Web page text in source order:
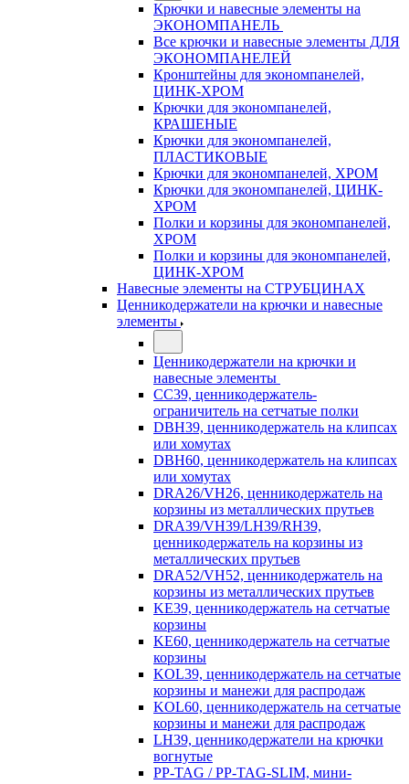
Крючки и навесные элементы на
ЭКОНОМПАНЕЛЬ
Все крючки и навесные элементы ДЛЯ
ЭКОНОМПАНЕЛЕЙ
Кронштейны для экономпанелей,
ЦИНК-ХРОМ
Крючки для экономпанелей,
КРАШЕНЫЕ
Крючки для экономпанелей,
ПЛАСТИКОВЫЕ
Крючки для экономпанелей, ХРОМ
Крючки для экономпанелей, ЦИНК-
ХРОМ
Полки и корзины для экономпанелей,
ХРОМ
Полки и корзины для экономпанелей,
ЦИНК-ХРОМ
Навесные элементы на СТРУБЦИНАХ
Ценникодержатели на крючки и навесные
элементы
Ценникодержатели на крючки и
навесные элементы
CC39, ценникодержатель-
ограничитель на сетчатые полки
DBH39, ценникодержатель на клипсах
или хомутах
DBH60, ценникодержатель на клипсах
или хомутах
DRA26/VH26, ценникодержатель на
корзины из металлических прутьев
DRA39/VH39/LH39/RH39,
ценникодержатель на корзины из
металлических прутьев
DRA52/VH52, ценникодержатель на
корзины из металлических прутьев
KE39, ценникодержатель на сетчатые
корзины
KE60, ценникодержатель на сетчатые
корзины
KOL39, ценникодержатель на сетчатые
корзины и манежи для распродаж
KOL60, ценникодержатель на сетчатые
корзины и манежи для распродаж
LH39, ценникодержатели на крючки
вогнутые
PP-TAG / PP-TAG-SLIM, мини-